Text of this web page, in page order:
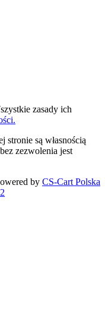
zasady ich
stronie są własnością
zezwolenia jest
by CS-Cart Polska